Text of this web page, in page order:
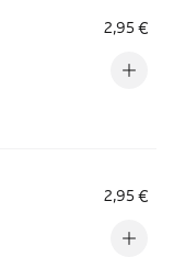
2,95 €
2,95 €